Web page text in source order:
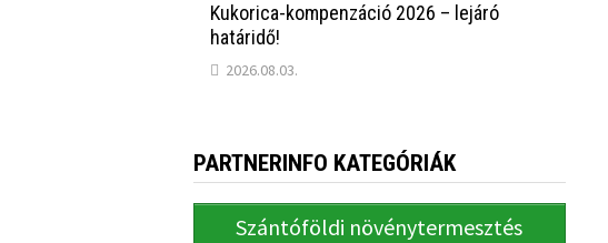
Kukorica-kompenzáció 2026 – lejáró
határidő!
2026.08.03.
PARTNERINFO KATEGÓRIÁK
Szántóföldi növénytermesztés